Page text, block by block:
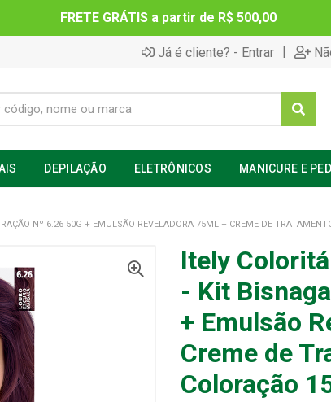
FRETE GRÁTIS a partir de R$ 500,00
Já é cliente? - Entrar |
DEPILAÇÃO ELETRÔNICOS MANICURE E
Nº 6.26 50G + EMULSÃO REVELADORA 75ML + CREME DE
Itely
- Kit
+ Emulsão
Creme de
Coloração